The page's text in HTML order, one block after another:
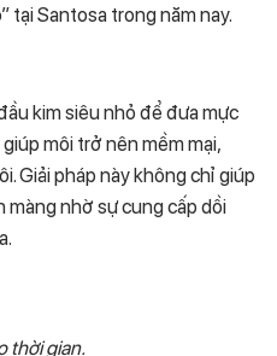
tại Santosa trong năm nay.
kim siêu nhỏ để đưa mực
môi trở nên mềm mại,
Giải pháp này không chỉ giúp
màng nhờ sự cung cấp dồi
thời gian.